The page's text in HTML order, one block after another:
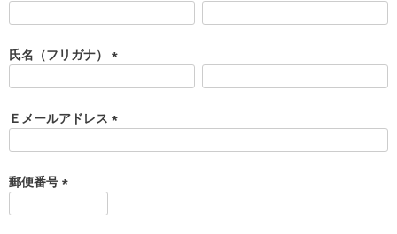
須
)
氏名（フリガナ）
須
)
Ｅメールアドレス
郵便番号